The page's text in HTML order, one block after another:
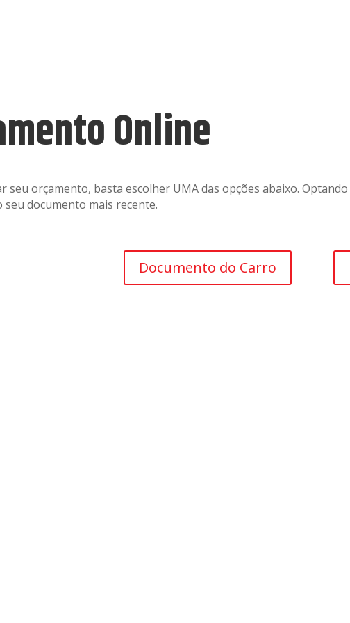
Online
seu orçamento, basta escolher UMA das opções abaixo.
seu documento mais recente.
Documento do Carro